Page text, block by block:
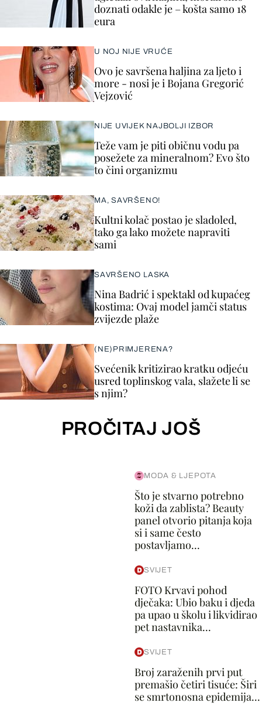
doznati odakle je – košta samo 18
eura
U NOJ NIJE VRUĆE
Ovo je savršena haljina za ljeto i
more - nosi je i Bojana Gregorić
Vejzović
NIJE UVIJEK NAJBOLJI IZBOR
Teže vam je piti običnu vodu pa
posežete za mineralnom? Evo što
to čini organizmu
MA, SAVRŠENO!
Kultni kolač postao je sladoled,
tako ga lako možete napraviti
sami
SAVRŠENO LASKA
Nina Badrić i spektakl od kupaćeg
kostima: Ovaj model jamči status
zvijezde plaže
(NE)PRIMJERENA?
Svećenik kritizirao kratku odjeću
usred toplinskog vala, slažete li se
s njim?
PROČITAJ JOŠ
MODA & LJEPOTA
Što je stvarno potrebno
koži da zablista? Beauty
panel otvorio pitanja koja
si i same često
postavljamo...
SVIJET
FOTO Krvavi pohod
dječaka: Ubio baku i djeda
pa upao u školu i likvidirao
pet nastavnika...
SVIJET
Broj zaraženih prvi put
premašio četiri tisuće: Širi
se smrtonosna epidemija...